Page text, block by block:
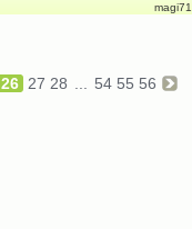
magi71
26 27 28 54 55 56